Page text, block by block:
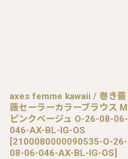
axes femme kawaii / 巻き薔
薇セーラーカラーブラウス M
ピンクベージュ O-26-08-06-
046-AX-BL-IG-OS
[2100080000090535-O-26-
08-06-046-AX-BL-IG-OS]